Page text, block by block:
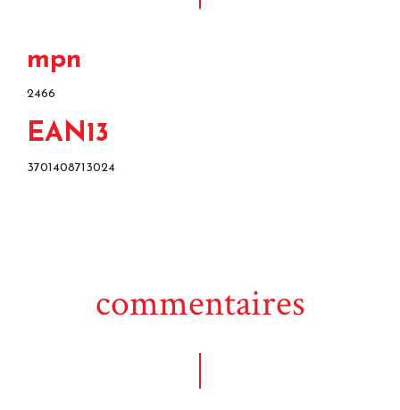
mpn
2466
EAN13
3701408713024
commentaires